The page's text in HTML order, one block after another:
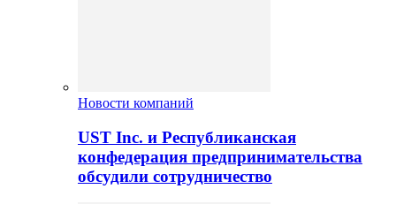
Новости компаний
UST Inc. и Республиканская
конфедерация предпринимательства
обсудили сотрудничество